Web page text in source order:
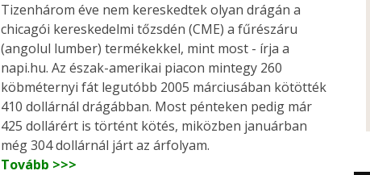
Tizenhárom éve nem kereskedtek olyan drágán a
chicagói kereskedelmi tőzsdén (CME) a fűrészáru
(angolul lumber) termékekkel, mint most - írja a
napi.hu. Az észak-amerikai piacon mintegy 260
köbméternyi fát legutóbb 2005 márciusában kötötték
410 dollárnál drágábban. Most pénteken pedig már
425 dollárért is történt kötés, miközben januárban
még 304 dollárnál járt az árfolyam.
Tovább >>>